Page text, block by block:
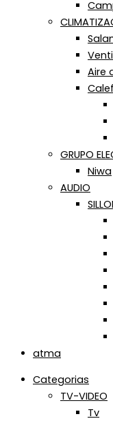
Aire
GRUPO
Niwa
AUDIO
atma
Categorias
TV-VIDEO
Tv